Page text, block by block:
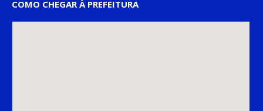
COMO CHEGAR À PREFEITURA